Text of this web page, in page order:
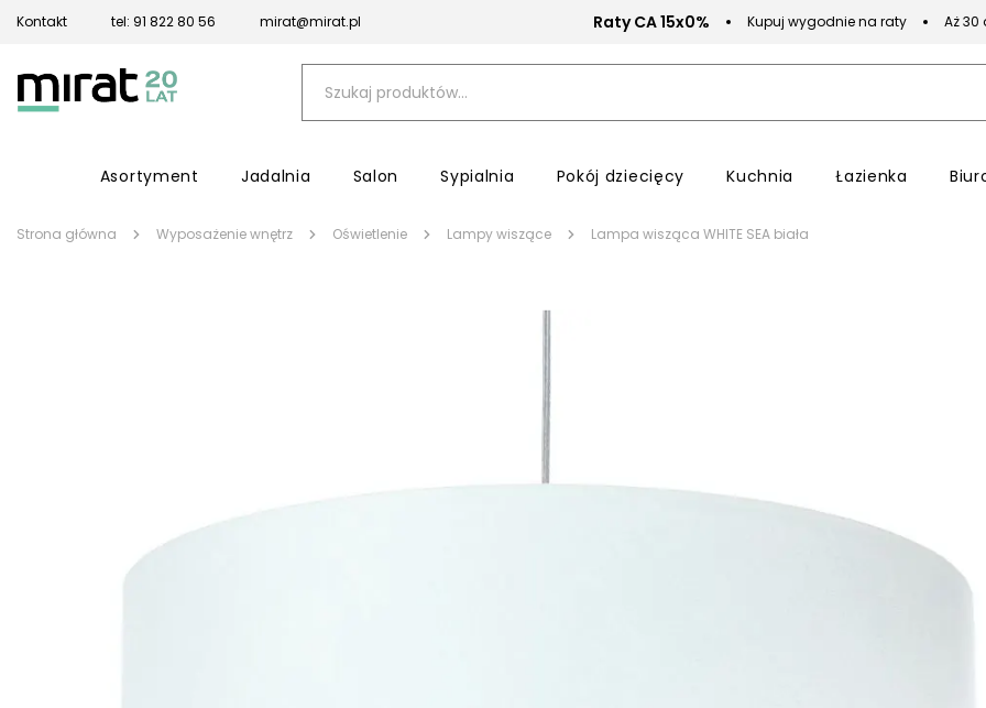
Kontakt tel: 91 822 80 56 mirat@mirat.pl Raty CA 15x0% Kupuj wygodnie na raty Aż 30
Asortyment Jadalnia Salon Sypialnia Pokój dziecięcy Kuchnia Łazienka
Strona główna Wyposażenie wnętrz Oświetlenie Lampy wiszące Lampa wisząca WHITE SEA biała